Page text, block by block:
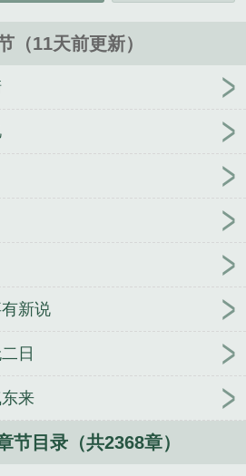
（11天前更新）
新说
日
来
节目录（共2368章）